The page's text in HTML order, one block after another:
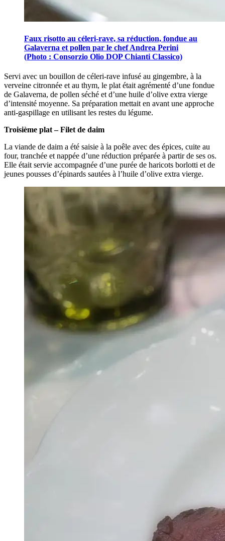
Faux risotto au céleri-rave, sa réduction, fondue au
Galaverna et pollen par le chef Andrea Perini
(Photo : Consorzio Olio DOP Chianti Classico)
Servi avec un bouillon de céleri-rave infusé au gingembre, à la
verveine citronnée et au thym, le plat était agrémenté d’une fondue
de Galaverna, de pollen séché et d’une huile d’olive extra vierge
d’intensité moyenne. Sa préparation mettait en avant une approche
anti-gaspillage en utilisant les restes du légume.
Troisième plat – Filet de daim
La viande de daim a été saisie à la poêle avec des épices, cuite au
four, tranchée et nappée d’une réduction préparée à partir de ses os.
Elle était servie accompagnée d’une purée de haricots borlotti et de
jeunes pousses d’épinards sautées à l’huile d’olive extra vierge.